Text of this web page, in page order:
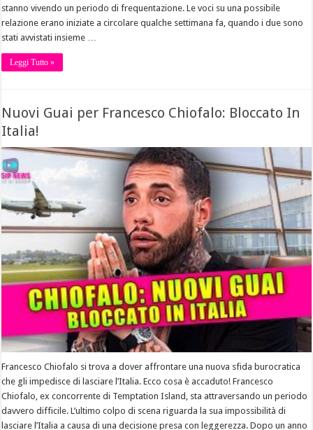
stanno vivendo un periodo di frequentazione. Le voci su una possibile
relazione erano iniziate a circolare qualche settimana fa, quando i due sono
stati avvistati insieme …
Leggi Tutto »
Nuovi Guai per Francesco Chiofalo: Bloccato In
Italia!
Francesco Chiofalo si trova a dover affrontare una nuova sfida burocratica
che gli impedisce di lasciare l’Italia. Ecco cosa è accaduto! Francesco
Chiofalo, ex concorrente di Temptation Island, sta attraversando un periodo
davvero difficile. L’ultimo colpo di scena riguarda la sua impossibilità di
lasciare l’Italia a causa di una decisione presa con leggerezza. Dopo un anno